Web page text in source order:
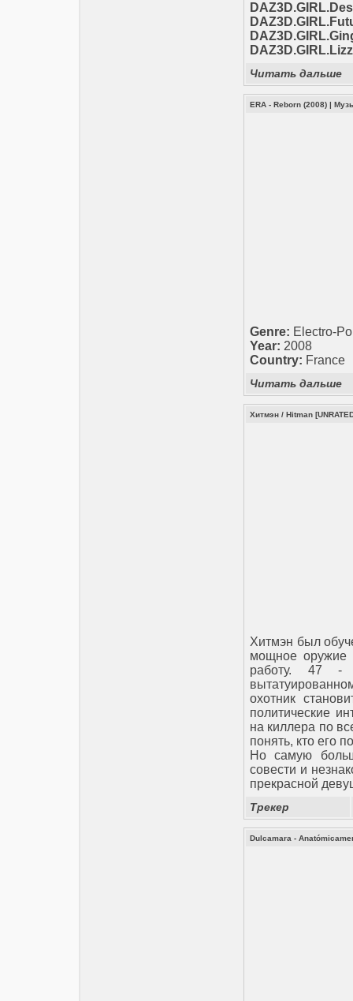
Читать дальше
ERA - Reborn (2008) |
Genre: Electro-
Year: 2008
Country: France
Читать дальше
Хитмэн / Hitman
Хитмэн был
мощное оружие
работу. 47 -
охотник
политические
на киллера по
понять, кто его
Но самую
совести и
прекрасной
Трекер
Dulcamara -